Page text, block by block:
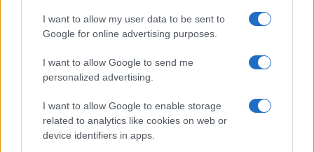
I want to allow my user data to be sent to
Google for online advertising purposes.
I want to allow Google to send me
personalized advertising.
I want to allow Google to enable storage
related to analytics like cookies on web or
device identifiers in apps.
Bruno Costa · 6 ago 2026